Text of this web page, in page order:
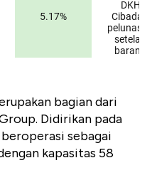
bagian dari
Didirikan pada
sebagai
kapasitas 58